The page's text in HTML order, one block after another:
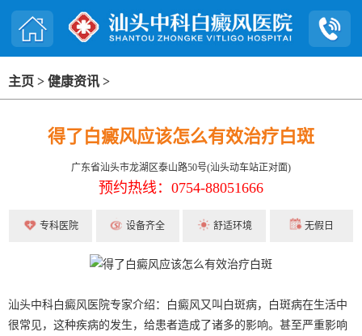
主页 > 健康资讯 >
得了白癜风应该怎么有效治疗白斑
广东省汕头市龙湖区泰山路50号(汕头动车站正对面)
预约热线：0754-88051666
专科医院 设备齐全 舒适环境 无假日
汕头中科白癜风医院专家介绍：白癜风又叫白斑病，白斑病在生活中
很常见，这种疾病的发生，给患者造成了诸多的影响。甚至严重影响